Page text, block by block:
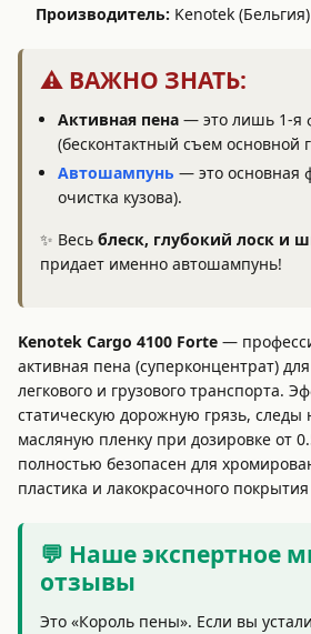
Производитель: Kenotek (Бельгия)
⚠️ ВАЖНО ЗНАТЬ:
Активная пена — это лишь 1-я
(бесконтактный съем основной
Автошампунь — это основная
очистка кузова).
✨ Весь блеск, глубокий лоск и
придает именно автошампунь!
Kenotek Cargo 4100 Forte —
активная пена (суперконцентрат)
легкового и грузового транспорта.
статическую дорожную грязь, следы
масляную пленку при дозировке от
полностью безопасен для
пластика и лакокрасочного
💬 Наше экспертное
отзывы
Это «Король пены». Если вы